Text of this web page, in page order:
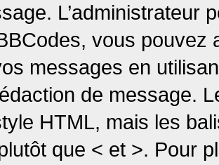
L’administrateur
vous pouvez
messages en
de message.
HTML, mais les
que < et >. Pour